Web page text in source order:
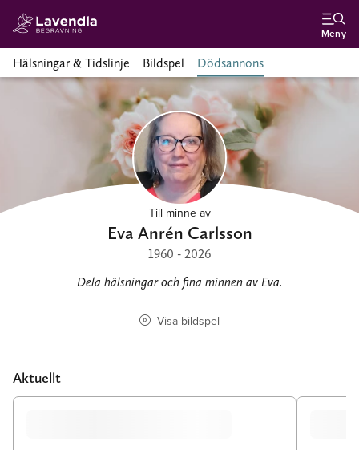
Meny
Hälsningar & Tidslinje Bildspel Dödsannons
Till minne av
Eva Anrén Carlsson
1960 - 2026
Dela hälsningar och fina minnen av Eva.
Visa bildspel
Aktuellt